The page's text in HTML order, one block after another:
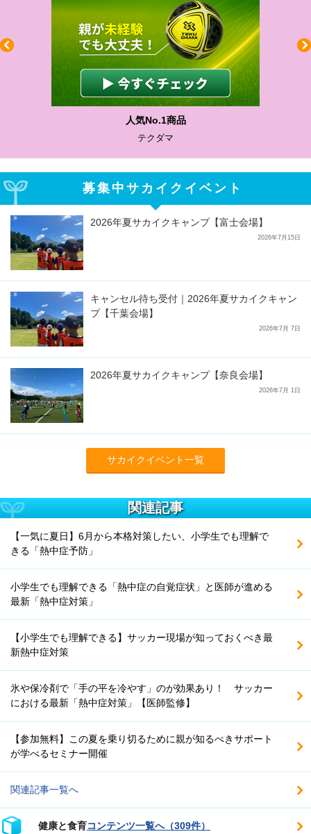
人気No.1商品
テクダマ
募集中サカイクイベント
2026年夏サカイクキャンプ【富士会場】
2026年7月15日
キャンセル待ち受付｜2026年夏サカイクキャン
プ【千葉会場】
2026年7月 7日
2026年夏サカイクキャンプ【奈良会場】
2026年7月 1日
サカイクイベント一覧
関連記事
【一気に夏日】6月から本格対策したい、小学生でも理解で
きる「熱中症予防」
小学生でも理解できる「熱中症の自覚症状」と医師が進める
最新「熱中症対策」
【小学生でも理解できる】サッカー現場が知っておくべき最
新熱中症対策
氷や保冷剤で「手の平を冷やす」のが効果あり！ サッカー
における最新「熱中症対策」【医師監修】
【参加無料】この夏を乗り切るために親が知るべきサポート
が学べるセミナー開催
関連記事一覧へ
健康と食育コンテンツ一覧へ（309件）